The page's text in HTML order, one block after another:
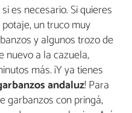
es necesario. Si quieres
un truco muy
y algunos trozo de
nuevo a la cazuela,
más. ¡Y ya tienes
andaluz! Para
garbanzos con pringá,